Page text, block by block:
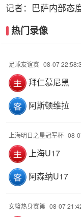
记者：巴萨内部态
热门录像
足球友谊赛 08-07
拜仁慕尼黑
阿斯顿维拉
上海明日之星冠军杯 08-
上海U17
阿森纳U17
女篮热身赛第 08-07